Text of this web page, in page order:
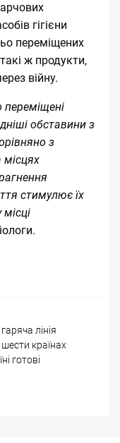
гігієни
переміщених
ж продукти,
війну.
обставини з
з
стимулює їх
лінія
країнах
готові